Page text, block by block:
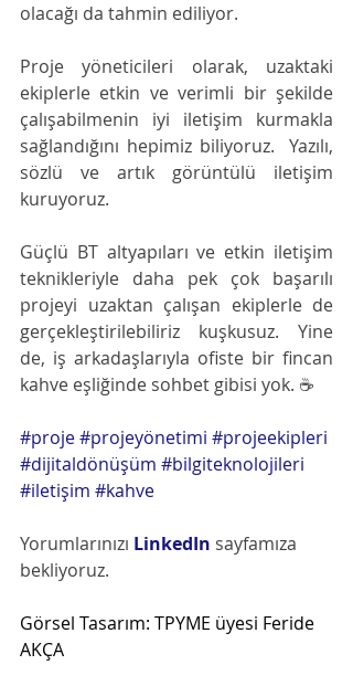
olacağı da tahmin ediliyor.
Proje yöneticileri olarak, uzaktaki
ekiplerle etkin ve verimli bir şekilde
çalışabilmenin iyi iletişim kurmakla
sağlandığını hepimiz biliyoruz.  Yazılı,
sözlü ve artık görüntülü iletişim
kuruyoruz.
Güçlü BT altyapıları ve etkin iletişim
teknikleriyle daha pek çok başarılı
projeyi uzaktan çalışan ekiplerle de
gerçekleştirilebiliriz kuşkusuz. Yine
de, iş arkadaşlarıyla ofiste bir fincan
kahve eşliğinde sohbet gibisi yok. ☕️
#proje#projeyönetimi #projeekipleri
#dijitaldönüşüm #bilgiteknolojileri
#iletişim #kahve
Yorumlarınızı LinkedIn sayfamıza
bekliyoruz.
Görsel Tasarım: TPYME üyesi Feride
AKÇA